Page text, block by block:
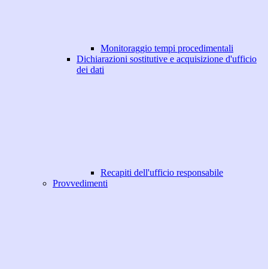
Monitoraggio tempi procedimentali
Dichiarazioni sostitutive e acquisizione d'ufficio
dei dati
Recapiti dell'ufficio responsabile
Provvedimenti